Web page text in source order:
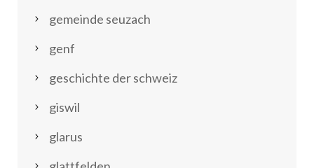
gemeinde seuzach
genf
geschichte der schweiz
giswil
glarus